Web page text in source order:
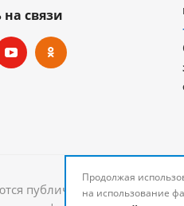
на связи
публичной офертой и
Продолжая
на использование